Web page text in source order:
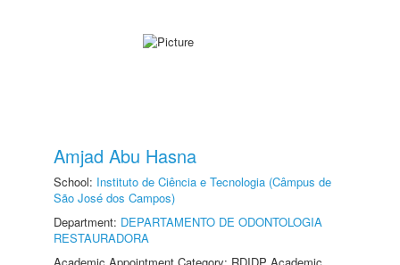
Amjad Abu Hasna
School: Instituto de Ciência e Tecnologia (Câmpus de
São José dos Campos)
Department: DEPARTAMENTO DE ODONTOLOGIA
RESTAURADORA